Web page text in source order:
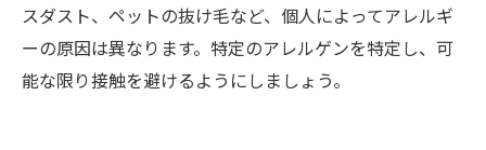
スダスト、ペットの抜け毛など、個人によってアレルギ
ーの原因は異なります。特定のアレルゲンを特定し、可
能な限り接触を避けるようにしましょう。